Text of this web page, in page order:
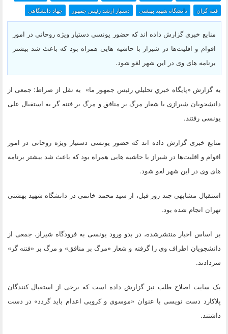
جهاد دانشگاهی
دستیار ارشد رئیس جمهور دانشگاه شهید بهشتی فتنه گران
منابع خبری گزارش داده اند که حضور یونسی دستیار ویژه روحانی در امور
اقوام و اقلیت‌ها در شیراز با حاشیه هایی همراه بود که باعث شد بیشتر
برنامه های وی در این شهر لغو شود.
به گزارش «پايگاه خبري تحليلي رئيس جمهور ما» به نقل از صراط: جمعی از
دانشجویان شیرازی با شعار مرگ بر منافق و مرگ بر فتنه گر به استقبال علی
یونسی رفتند.
منابع خبری گزارش داده اند که حضور یونسی دستیار ویژه روحانی در امور
اقوام و اقلیت‌ها در شیراز با حاشیه هایی همراه بود که باعث شد بیشتر برنامه
های وی در این شهر لغو شود.
استقبال مشابهی چند روز قبل، از سید محمد خاتمی در دانشگاه شهید بهشتی
تهران انجام شده بود.
بر اساس اخبار منتشرشده، در بدو ورود یونسی به فرودگاه شیراز، جمعی از
دانشجویان اطراف وی را گرفته و شعار «مرگ بر منافق» و مرگ بر «فتنه گر»
سردادند.
یک سایت اصلاح طلب نیز گزارش داده است که برخی از استقبال کنندگان
پلاکارد دست نویسی با عنوان «موسوی و کروبی اعدام باید گردد» در دست
داشتند.